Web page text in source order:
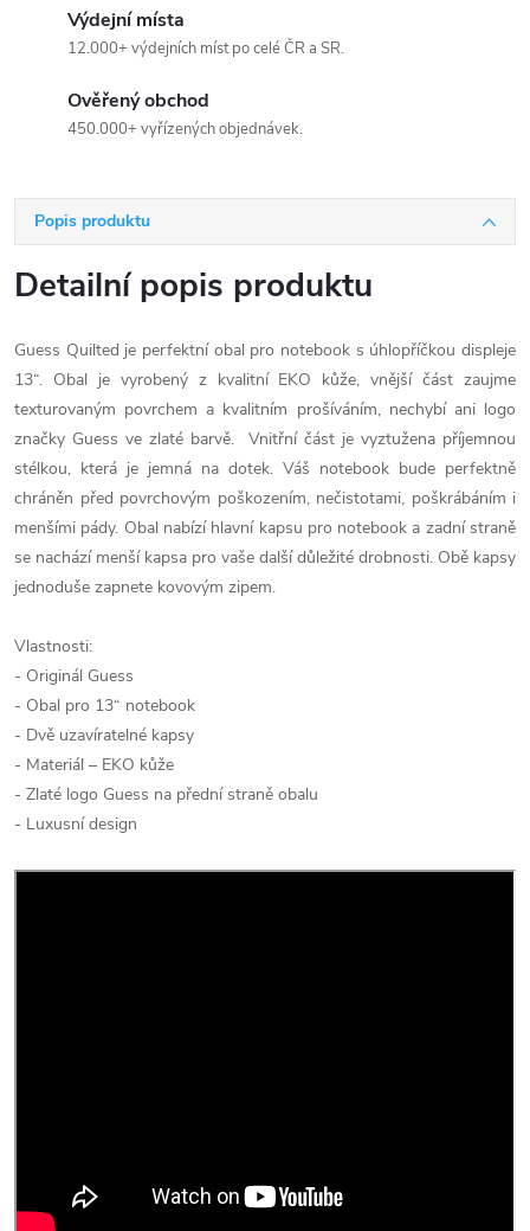
Výdejní místa
12.000+ výdejních míst po celé ČR a SR.
Ověřený obchod
450.000+ vyřízených objednávek.
Popis produktu
Detailní popis produktu
Guess Quilted je perfektní obal pro notebook s úhlopříčkou displeje
13“. Obal je vyrobený z kvalitní EKO kůže, vnější část zaujme
texturovaným povrchem a kvalitním prošíváním, nechybí ani logo
značky Guess ve zlaté barvě. Vnitřní část je vyztužena příjemnou
stélkou, která je jemná na dotek. Váš notebook bude perfektně
chráněn před povrchovým poškozením, nečistotami, poškrábáním i
menšími pády. Obal nabízí hlavní kapsu pro notebook a zadní straně
se nachází menší kapsa pro vaše další důležité drobnosti. Obě kapsy
jednoduše zapnete kovovým zipem.
Vlastnosti:
- Originál Guess
- Obal pro 13“ notebook
- Dvě uzavíratelné kapsy
- Materiál – EKO kůže
- Zlaté logo Guess na přední straně obalu
- Luxusní design